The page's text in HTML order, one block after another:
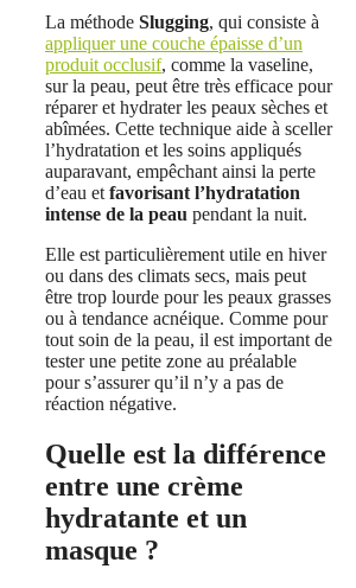
La méthode Slugging, qui consiste à
appliquer une couche épaisse d’un
produit occlusif, comme la vaseline,
sur la peau, peut être très efficace pour
réparer et hydrater les peaux sèches et
abîmées. Cette technique aide à sceller
l’hydratation et les soins appliqués
auparavant, empêchant ainsi la perte
d’eau et favorisant l’hydratation
intense de la peau pendant la nuit.
Elle est particulièrement utile en hiver
ou dans des climats secs, mais peut
être trop lourde pour les peaux grasses
ou à tendance acnéique. Comme pour
tout soin de la peau, il est important de
tester une petite zone au préalable
pour s’assurer qu’il n’y a pas de
réaction négative.
Quelle est la différence
entre une crème
hydratante et un
masque ?